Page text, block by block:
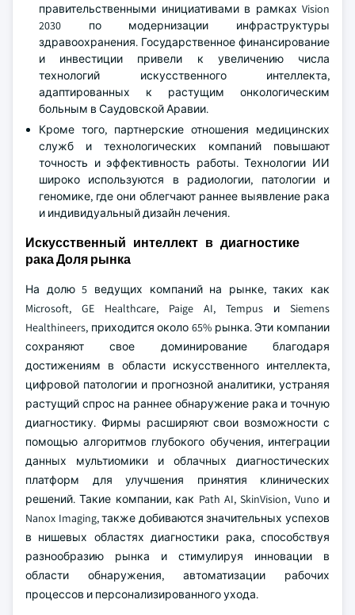
правительственными инициативами в рамках Vision
2030 по модернизации инфраструктуры
здравоохранения. Государственное финансирование
и инвестиции привели к увеличению числа
технологий искусственного интеллекта,
адаптированных к растущим онкологическим
больным в Саудовской Аравии.
Кроме того, партнерские отношения медицинских
служб и технологических компаний повышают
точность и эффективность работы. Технологии ИИ
широко используются в радиологии, патологии и
геномике, где они облегчают раннее выявление рака
и индивидуальный дизайн лечения.
Искусственный интеллект в диагностике
рака Доля рынка
На долю 5 ведущих компаний на рынке, таких как
Microsoft, GE Healthcare, Paige AI, Tempus и Siemens
Healthineers, приходится около 65% рынка. Эти компании
сохраняют свое доминирование благодаря
достижениям в области искусственного интеллекта,
цифровой патологии и прогнозной аналитики, устраняя
растущий спрос на раннее обнаружение рака и точную
диагностику. Фирмы расширяют свои возможности с
помощью алгоритмов глубокого обучения, интеграции
данных мультиомики и облачных диагностических
платформ для улучшения принятия клинических
решений. Такие компании, как Path AI, SkinVision, Vuno и
Nanox Imaging, также добиваются значительных успехов
в нишевых областях диагностики рака, способствуя
разнообразию рынка и стимулируя инновации в
области обнаружения, автоматизации рабочих
процессов и персонализированного ухода.